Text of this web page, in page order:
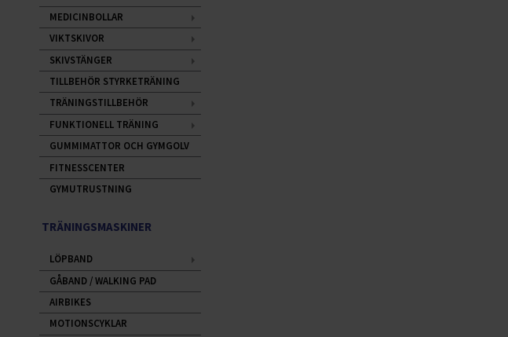
MEDICINBOLLAR
VIKTSKIVOR
SKIVSTÄNGER
TILLBEHÖR STYRKETRÄNING
TRÄNINGSTILLBEHÖR
FUNKTIONELL TRÄNING
GUMMIMATTOR OCH GYMGOLV
FITNESSCENTER
GYMUTRUSTNING
TRÄNINGSMASKINER
LÖPBAND
GÅBAND / WALKING PAD
AIRBIKES
MOTIONSCYKLAR